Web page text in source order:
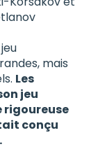
mais
Les
jeu
rigoureuse
conçu